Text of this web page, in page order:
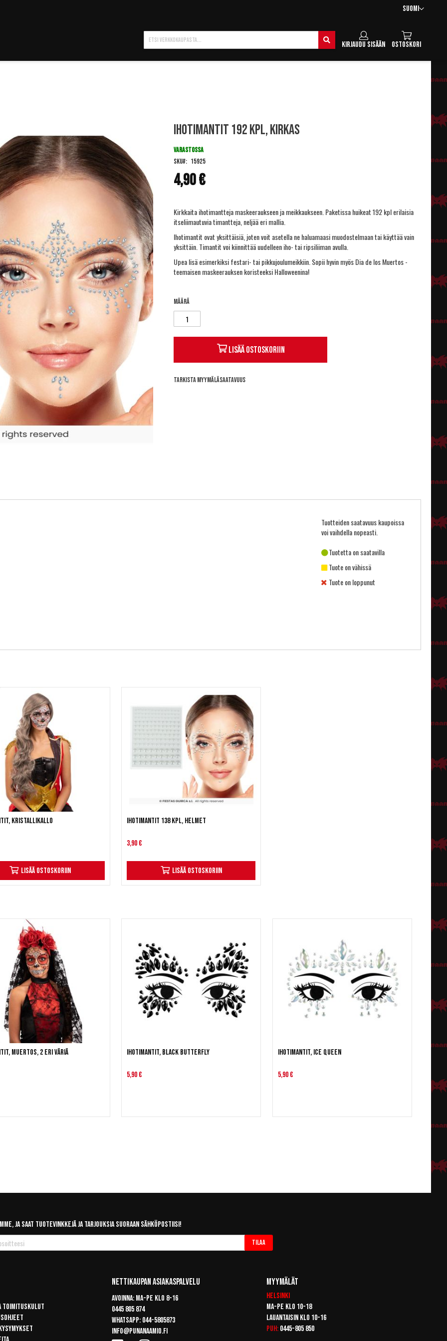
Kieli
Suomi
Ostoskori
Kirjaudu sisään
Hae
Ihotimantit 192 kpl, kirkas
4,90 €
VARASTOSSA
SKU
15925
Kirkkaita ihotimantteja maskeeraukseen ja meikkaukseen. Paketissa huikeat 192 kpl erilaisia
itseliimautuvia timantteja, neljää eri mallia.
Ihotimantit ovat yksittäisiä, joten voit asetella ne haluamaasi muodostelmaan tai käyttää vain
yksittäin. Timantit voi kiinnittää uudelleen iho- tai ripsiliiman avulla.
Upea lisä esimerkiksi festari- tai pikkujoulumeikkiin. Sopii hyvin myös Dia de los Muertos -
teemaisen maskeerauksen koristeeksi Halloweenina!
Määrä
Lisää ostoskoriin
Tarkista myymäläsaatavuus
Tuotteiden saatavuus kaupoissa
voi vaihdella nopeasti.
Tuotetta on saatavilla
Tuote on vähissä
Tuote on loppunut
Kristallikallo
Lisää ostoskoriin
Ihotimantit 138 kpl, helmet
3,90 €
Lisää ostoskoriin
Muertos, 2 eri väriä Ihotimantit, Black Butterfly
5,90 €
Ihotimantit, Ice Queen
5,90 €
ja saat tuotevinkkejä ja tarjouksia suoraan sähköpostiisi!
Tilaa
toimituskulut
Nettikaupan Asiakaspalvelu
Avoinna: Ma-pe klo 8-16
0445 805 874
Whatsapp: 044-5805873
info@punanaamio.fi
Myymälät
Helsinki
Ma-pe klo 10-18
Lauantaisin klo 10-16
Puh: 0445-805 850